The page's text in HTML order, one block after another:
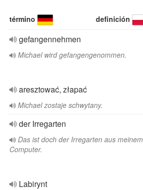
término definición
gefangennehmen
Michael wird gefangengenommen.
aresztować, złapać
Michael zostaje schwytany.
der Irregarten
Das ist doch der Irregarten aus meinem
Computer.
Labirynt